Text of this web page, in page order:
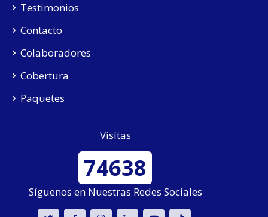
Testimonios
Contacto
Colaboradores
Cobertura
Paquetes
Visítas
74638
Síguenos en Nuestras Redes Sociales